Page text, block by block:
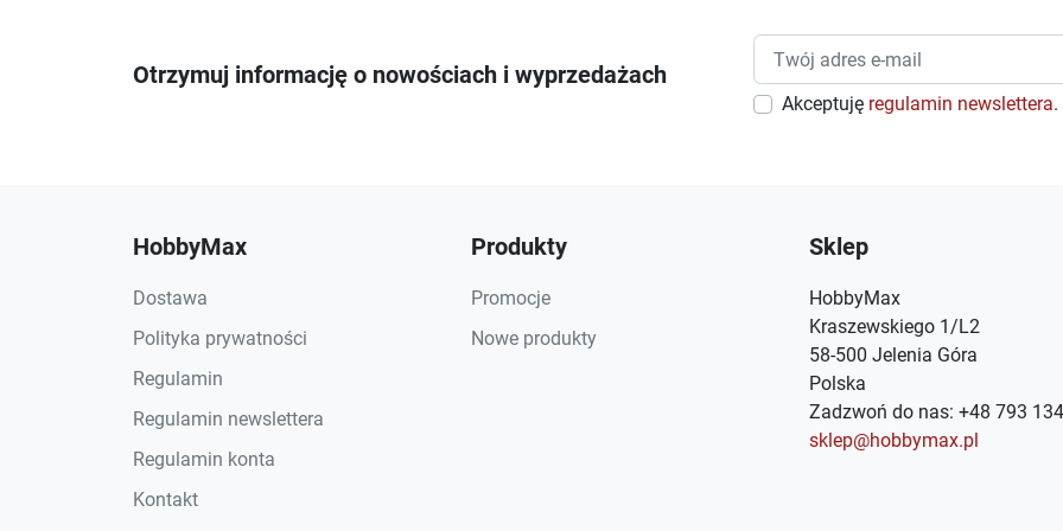
Otrzymuj informację o nowościach i wyprzedażach
Akceptuję regulamin newslettera.
HobbyMax
Dostawa
Polityka prywatności
Regulamin
Regulamin newslettera
Regulamin konta
Kontakt
Produkty
Promocje
Nowe produkty
Sklep
HobbyMax
Kraszewskiego 1/L2
58-500 Jelenia Góra
Polska
Zadzwoń do nas: +48 793
sklep@hobbymax.pl